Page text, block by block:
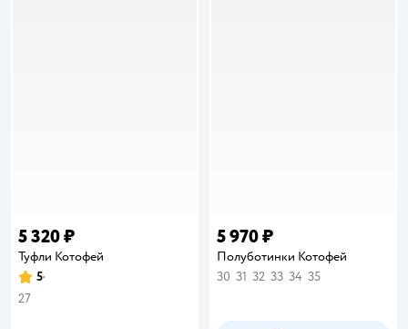
5 320 ₽
Туфли Котофей
Рейтинг:
5
27
5 970 ₽
Полуботинки Котофей
30 31 32 33 34 35